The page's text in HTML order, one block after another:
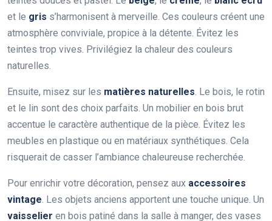
et le gris s’harmonisent à merveille. Ces couleurs créent une
atmosphère conviviale, propice à la détente. Évitez les
teintes trop vives. Privilégiez la chaleur des couleurs
naturelles.
Ensuite, misez sur les matières naturelles. Le bois, le rotin
et le lin sont des choix parfaits. Un mobilier en bois brut
accentue le caractère authentique de la pièce. Évitez les
meubles en plastique ou en matériaux synthétiques. Cela
risquerait de casser l’ambiance chaleureuse recherchée.
Pour enrichir votre décoration, pensez aux accessoires
vintage. Les objets anciens apportent une touche unique. Un
vaisselier en bois patiné dans la salle à manger, des vases